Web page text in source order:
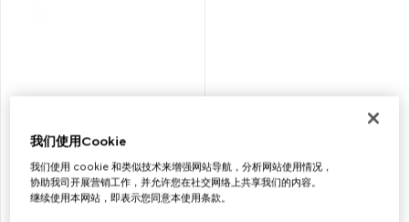
GUCCI
HORSEBIT系列18K金钻石戒指
GUCCI
HORSEBIT系列18K金钻石耳钉
我们使用Cookie
我们使用 cookie 和类似技术来增强网站导航，分析网站使用情况，
协助我司开展营销工作，并允许您在社交网络上共享我们的内容。
继续使用本网站，即表示您同意本使用条款。